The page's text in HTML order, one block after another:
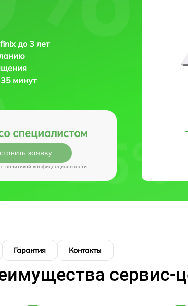
до 3 лет
минут
специалистом
заявку
c политикой конфиденциальности
Гарантия Контакты
сервис-